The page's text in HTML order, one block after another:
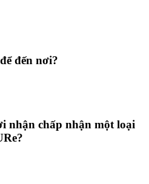
đến nơi?
nhận chấp nhận một loại